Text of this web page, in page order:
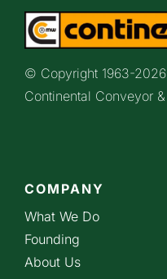
© Copyright 1963-2026
Continental Conveyor
COMPANY
What We Do
Founding
About Us